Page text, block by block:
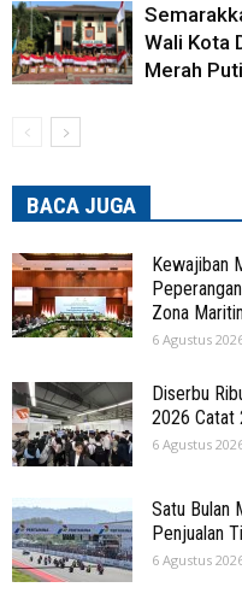
Wali Kota
Merah
BACA JUGA
Kewajiban
Zona
6 Agustus
Diserbu
2026 Catat
6 Agustus
Satu Bulan
Penjualan
6 Agustus